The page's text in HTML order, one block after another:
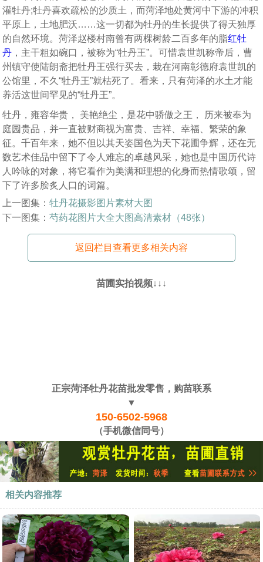
灌牡丹;牡丹喜欢疏松的沙质土，而菏泽地处黄河中下游的冲积
平原上，土地肥沃……这一切都为牡丹的生长提供了得天独厚
的自然环境。菏泽赵楼村南曾有两棵树龄二百多年的脂红牡
丹 ，主干粗如碗口，被称为“牡丹王”。可惜袁世凯称帝后，曹
州镇守使陆朗斋把牡丹王强行买去，栽在河南彰德府袁世凯的
公馆里，不久“牡丹王”就枯死了。看来，只有菏泽的水土才能
养活这世间罕见的“牡丹王”。
牡丹，雍容华贵， 美艳绝尘，是花中骄傲之王， 历来被奉为
庭园贵品，并一直被财商视为富贵、吉祥、幸福、繁荣的象
征。千百年来，她不但以其天姿国色为天下花圃争辉，还在无
数艺术佳品中留下了令人难忘的卓越风采，她也是中国历代诗
人吟咏的对象，将它看作为美满和理想的化身而热情歌颂，留
下了许多脍炙人口的词篇。
上一图集：牡丹花摄影图片素材大图
下一图集：芍药花图片大全大图高清素材（48张）
返回栏目查看更多相关内容
苗圃实拍视频↓↓↓
正宗菏泽牡丹花苗批发零售，购苗联系
▼
150-6502-5968
（手机微信同号）
相关内容推荐